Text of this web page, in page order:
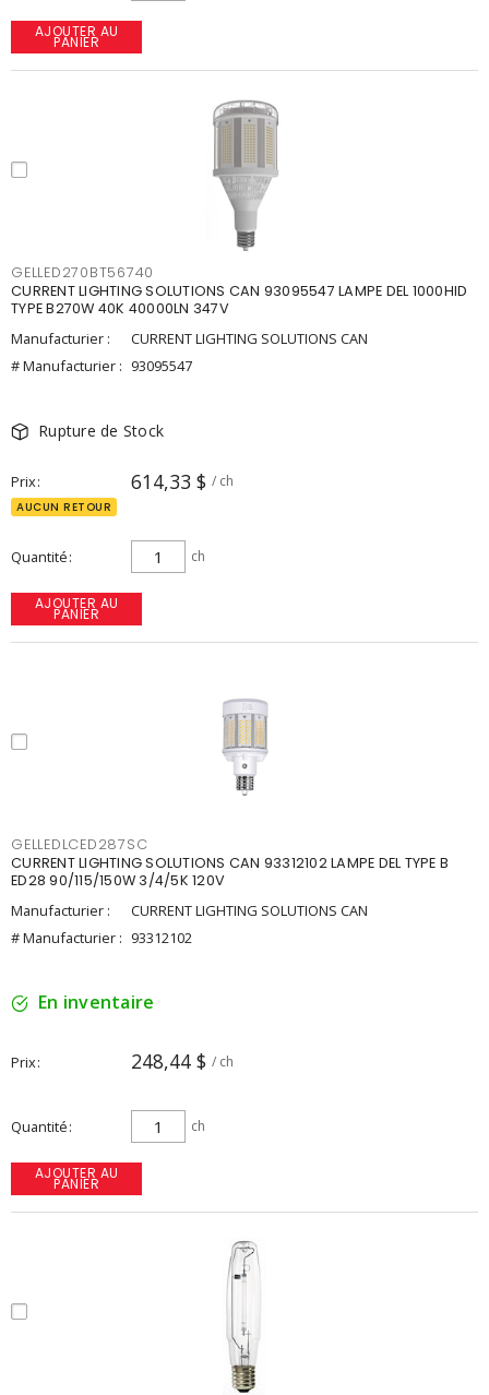
AJOUTER AU
PANIER
GELLED270BT56740
CURRENT LIGHTING SOLUTIONS CAN 93095547 LAMPE DEL 1000HID
TYPE B270W 40K 40000LN 347V
Manufacturier :
CURRENT LIGHTING SOLUTIONS CAN
# Manufacturier : 93095547
Rupture de Stock
Prix 614,33 $ / ch
AUCUN RETOUR
Quantité ch
AJOUTER AU
PANIER
GELLEDLCED287SC
CURRENT LIGHTING SOLUTIONS CAN 93312102 LAMPE DEL TYPE B
ED28 90/115/150W 3/4/5K 120V
Manufacturier :
CURRENT LIGHTING SOLUTIONS CAN
# Manufacturier : 93312102
En inventaire
Prix 248,44 $ / ch
Quantité ch
AJOUTER AU
PANIER